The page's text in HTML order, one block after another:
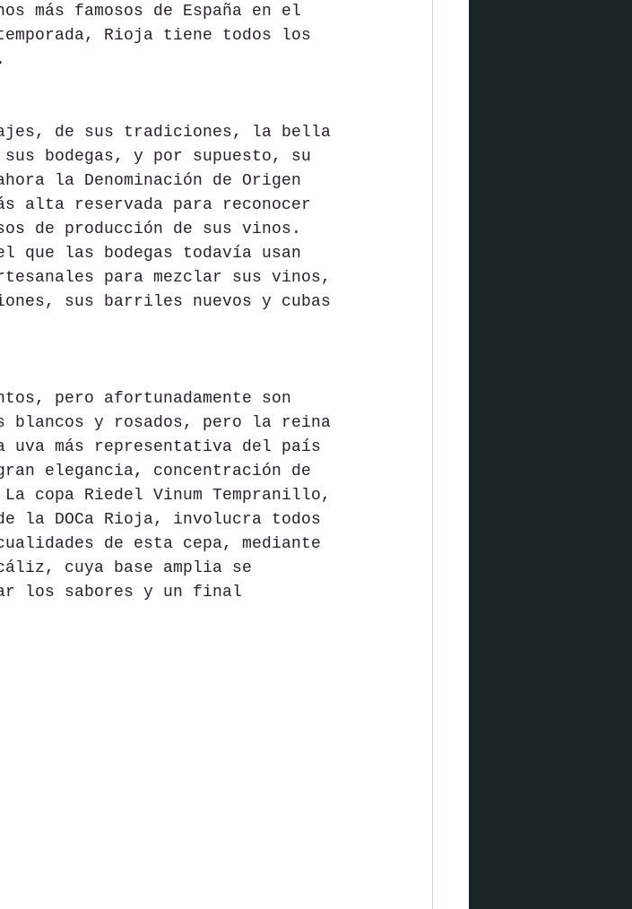
más famosos de España en el
Rioja tiene todos los
de sus tradiciones, la bella
bodegas, y por supuesto, su
la Denominación de Origen
alta reservada para reconocer
de producción de sus vinos.
que las bodegas todavía usan
para mezclar sus vinos,
sus barriles nuevos y cubas
pero afortunadamente son
blancos y rosados, pero la reina
más representativa del país
elegancia, concentración de
copa Riedel Vinum Tempranillo,
la DOCa Rioja, involucra todos
de esta cepa, mediante
cuya base amplia se
los sabores y un final